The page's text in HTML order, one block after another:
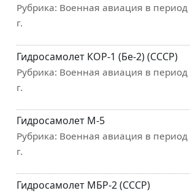
Рубрика: Военная авиация в период
г.
Гидросамолет КОР-1 (Бе-2) (СССР)
Рубрика: Военная авиация в период
г.
Гидросамолет М-5
Рубрика: Военная авиация в период
г.
Гидросамолет МБР-2 (СССР)